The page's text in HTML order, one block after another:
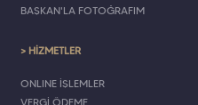
BAŞKAN'LA FOTOĞRAFIM
> HİZMETLER
ONLINE İŞLEMLER
VERGİ ÖDEME